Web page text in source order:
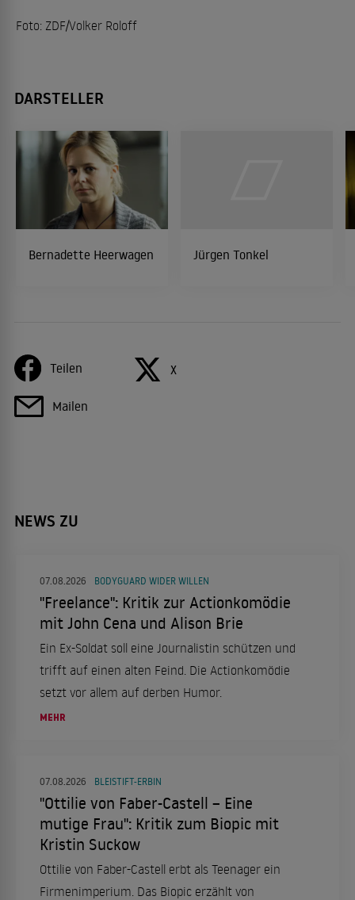
Foto: ZDF/Volker Roloff
DARSTELLER
Bernadette Heerwagen Jürgen Tonkel
Teilen X
Mailen
NEWS ZU
07.08.2026 BODYGUARD WIDER WILLEN
"Freelance": Kritik zur Actionkomödie
mit John Cena und Alison Brie
Ein Ex-Soldat soll eine Journalistin schützen und
trifft auf einen alten Feind. Die Actionkomödie
setzt vor allem auf derben Humor.
MEHR
07.08.2026 BLEISTIFT-ERBIN
"Ottilie von Faber-Castell – Eine
mutige Frau": Kritik zum Biopic mit
Kristin Suckow
Ottilie von Faber-Castell erbt als Teenager ein
Firmenimperium. Das Biopic erzählt von